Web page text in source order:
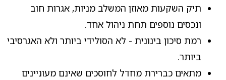
תיק השקעות מאוזן המשלב מניות, אגרות חוב
ונכסים נוספים תחת ניהול אחד.
רמת סיכון בינונית - לא הסולידי ביותר ולא האגרסיבי
ביותר.
מתאים כברירת מחדל לחוסכים שאינם מעוניינים